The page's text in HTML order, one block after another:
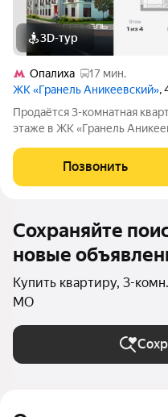
3D-тур
Опалиха
17 мин.
ЖК «Гранель Аникеевский»,
Продаётся 3-комнатная
этаже в ЖК «Гранель
окна во двор. Проект
районе Подмосковья
Позвонить
Сохраняйте
новые
Купить квартиру, 3-
МО